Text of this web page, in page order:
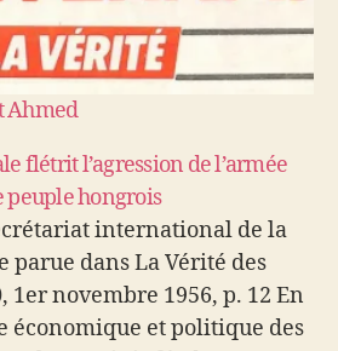
Ahmed
flétrit l’agression de l’armée
peuple hongrois
international de la
dans La Vérité des
1er novembre 1956, p. 12 En
et politique des